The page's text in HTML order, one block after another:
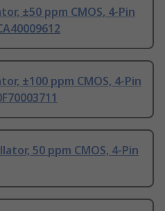
±50 ppm CMOS, 4-Pin
±100 ppm CMOS, 4-Pin
50 ppm CMOS, 4-Pin